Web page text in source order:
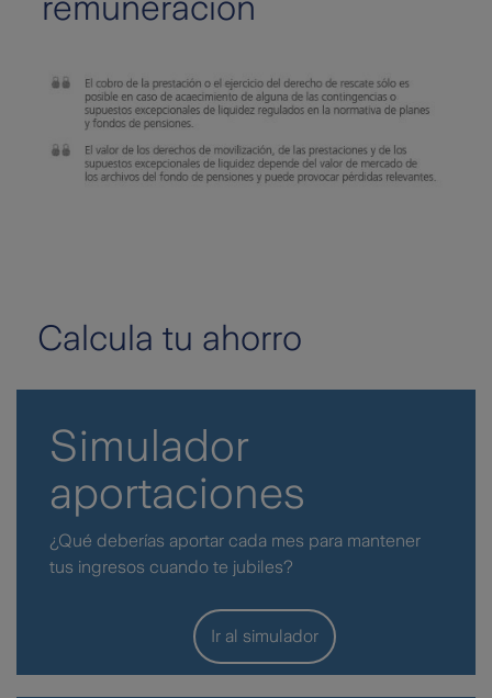
Calcula tu ahorro
Simulador
aportaciones
¿Qué deberías aportar cada mes para mantener
tus ingresos cuando te jubiles?
Ir al simulador